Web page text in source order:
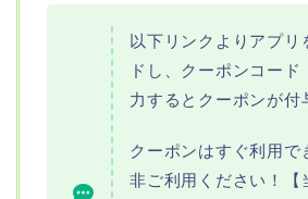
以下リンクよりアプリ
ドし、クーポンコード
力するとクーポンが付
クーポンはすぐ利用で
非ご利用ください！【